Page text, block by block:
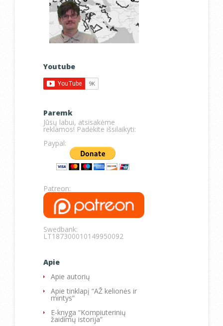
Youtube
Paremk
Jūsų labui, atsisakėme
reklamos! Padėkite išsilaikyti:
Paypal:
Patreon:
Swedbank:
LT187300010149950092
Apie
Apie autorių
Apie tinklapį “AŽ kelionės ir
mintys”
E-knyga “Kompiuterinių
žaidimų istorija”